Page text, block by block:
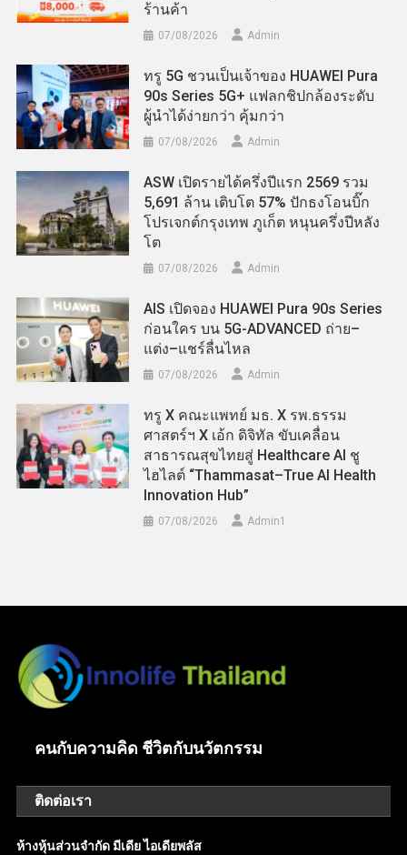
ร้านค้า
07/08/2026 Admin
ทรู 5G ชวนเป็นเจ้าของ HUAWEI Pura
90s Series 5G+ แฟลกชิปกล้องระดับ
ผู้นำได้ง่ายกว่า คุ้มกว่า
07/08/2026 Admin
ASW เปิดรายได้ครึ่งปีแรก 2569 รวม
5,691 ล้าน เติบโต 57% ปักธงโอนบิ๊ก
โปรเจกต์กรุงเทพ ภูเก็ต หนุนครึ่งปีหลัง
โต
07/08/2026 Admin
AIS เปิดจอง HUAWEI Pura 90s Series
ก่อนใคร บน 5G-ADVANCED ถ่าย–
แต่ง–แชร์ลื่นไหล
07/08/2026 Admin
ทรู X คณะแพทย์ มธ. X รพ.ธรรม
ศาสตร์ฯ X เอ้ก ดิจิทัล ขับเคลื่อน
สาธารณสุขไทยสู่ Healthcare AI ชู
ไฮไลต์ “Thammasat–True AI Health
Innovation Hub”
07/08/2026 Admin​1
คนกับความคิด ชีวิตกับนวัตกรรม
ติดต่อเรา
ห้างหุ้นส่วนจำกัด มีเดีย ไอเดียพลัส